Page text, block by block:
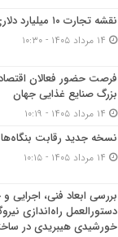
نقشه تجارت ۱۰‌ میلیارد دلاری با پاکستان
فرصت حضور فعالان
بزرگ صنایع غذایی جهان
نسخه جدید رقابت‌ بنگاه‌ها
بررسی ابعاد فنی، اجرایی
دستورالعمل راه‌اندازی
خورشیدی هیبریدی در